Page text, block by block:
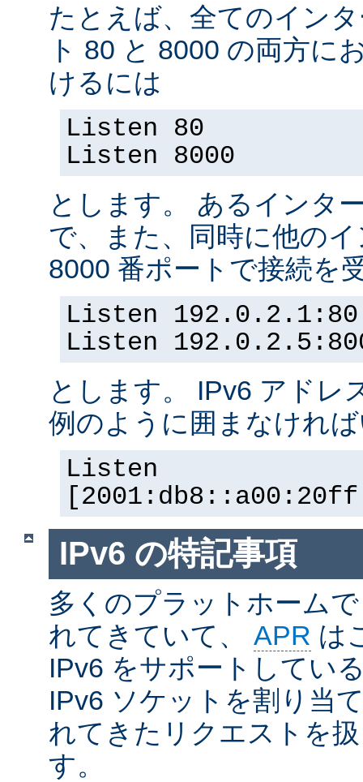
たとえば、全てのイン
ト 80 と 8000 の両方に
けるには
Listen 80
Listen 8000
とします。 あるインタ
で、また、同時に他の
8000 番ポートで接続を
Listen 192.0.2.1:80
Listen
とします。 IPv6 アドレ
例のように囲まなけれ
Listen
IPv6 の特記事項
多くのプラットホーム
れてきていて、 APR は
IPv6 をサポートしてい
IPv6 ソケットを割り当
れてきたリクエストを
す。